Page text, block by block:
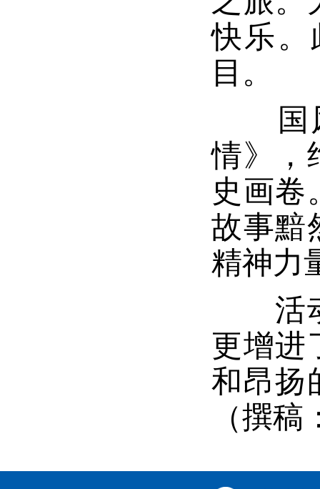
快乐。
目。
国风
情》，
史画卷
故事黯
精神力
活动
更增进
和昂扬
（撰